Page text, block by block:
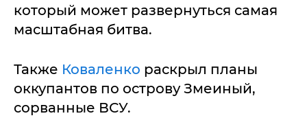
который может развернуться самая
масштабная битва.
Также Коваленко раскрыл планы
оккупантов по острову Змеиный,
сорванные ВСУ.